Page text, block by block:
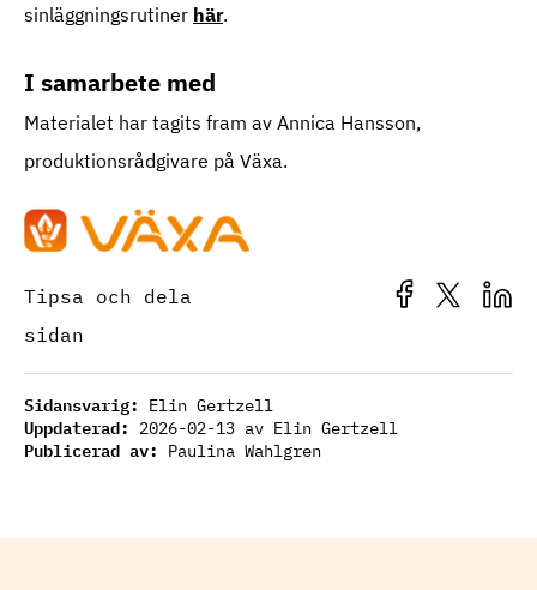
sinläggningsrutiner här.
I samarbete med
Materialet har tagits fram av Annica Hansson,
produktionsrådgivare på Växa.
Tipsa och dela
sidan
Sidansvarig: Elin Gertzell
Uppdaterad: 2026-02-13 av Elin Gertzell
Publicerad av: Paulina Wahlgren